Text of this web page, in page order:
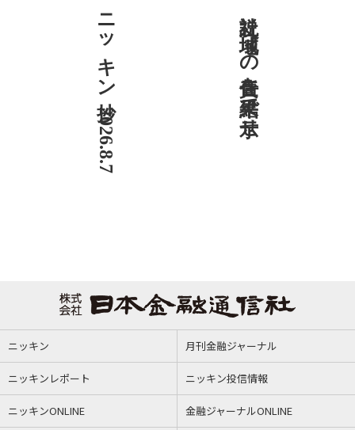
ニッキン抄 2026.8.7 社説 地域への責任を結果で示せ
ニッキン 月刊金融ジャーナル
ニッキンレポート ニッキン投信情報
ニッキンONLINE 金融ジャーナルONLINE